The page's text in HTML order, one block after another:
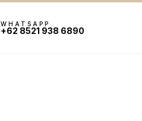
WHATSAPP
+62 8521 938 6890